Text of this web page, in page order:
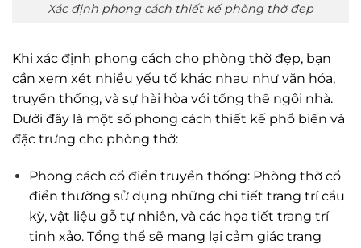
Xác định phong cách thiết kế phòng thờ đẹp
Khi xác định phong cách cho phòng thờ đẹp, bạn
cần xem xét nhiều yếu tố khác nhau như văn hóa,
truyền thống, và sự hài hòa với tổng thể ngôi nhà.
Dưới đây là một số phong cách thiết kế phổ biến và
đặc trưng cho phòng thờ:
Phong cách cổ điển truyền thống: Phòng thờ cổ
điển thường sử dụng những chi tiết trang trí cầu
kỳ, vật liệu gỗ tự nhiên, và các họa tiết trang trí
tinh xảo. Tổng thể sẽ mang lại cảm giác trang